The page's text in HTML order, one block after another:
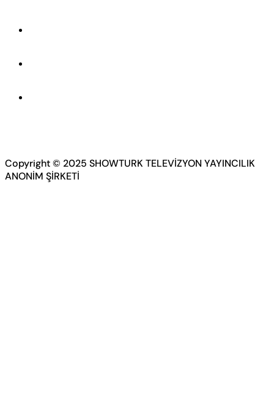
Copyright © 2025 SHOWTURK TELEVİZYON YAYINCILIK
ANONİM ŞİRKETİ